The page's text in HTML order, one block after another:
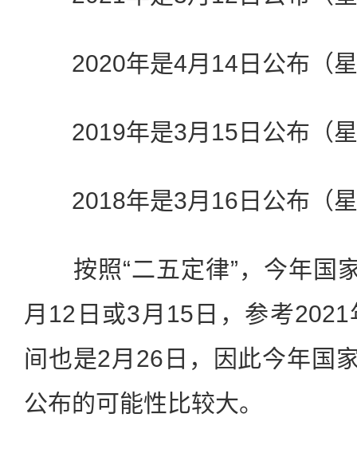
2020年是4月14日公布（星
2019年是3月15日公布（星
2018年是3月16日公布（星
按照“二五定律”，今年国
月12日或3月15日，参考
间也是2月26日，因此今年国
公布的可能性比较大。